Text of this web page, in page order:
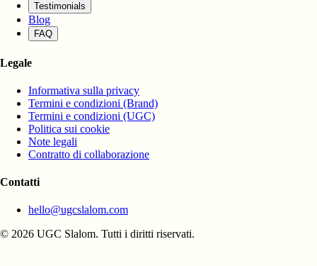
Testimonials
Blog
FAQ
Legale
Informativa sulla privacy
Termini e condizioni (Brand)
Termini e condizioni (UGC)
Politica sui cookie
Note legali
Contratto di collaborazione
Contatti
hello@ugcslalom.com
© 2026 UGC Slalom. Tutti i diritti riservati.